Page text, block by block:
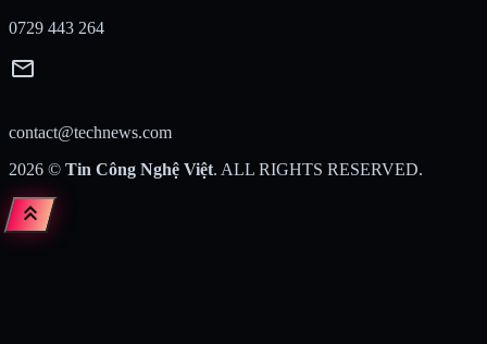
0729 443 264
mail
contact@technews.com
2026 © Tin Công Nghệ Việt. ALL RIGHTS RESERVED.
keyboard_double_arrow_up